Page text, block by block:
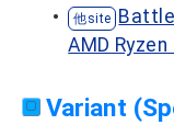
AMD
Variant